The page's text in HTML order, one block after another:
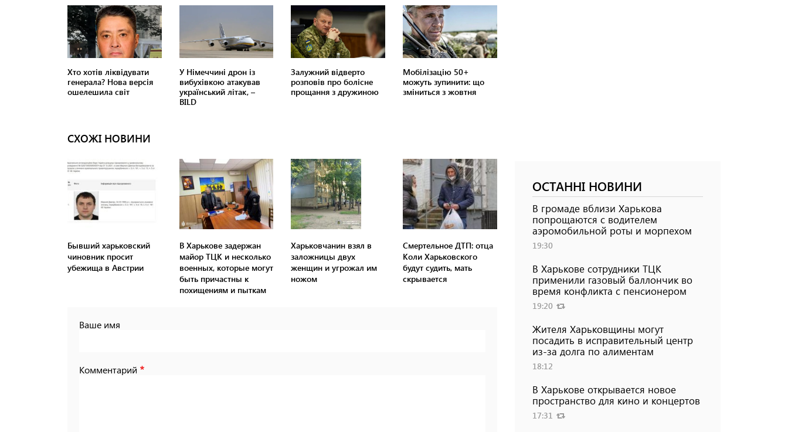
СХОЖІ НОВИНИ
Бывший харьковский
чиновник просит
убежища в Австрии
В Харькове задержан
майор ТЦК и несколько
военных, которые могут
быть причастны к
похищениям и пыткам
Харьковчанин взял в
заложницы двух
женщин и угрожал им
ножом
Смертельное ДТП: отца
Коли Харьковского
будут судить, мать
скрывается
Ваше имя
Комментарий
ОСТАННІ НОВИНИ
В громаде вблизи Харькова
попрощаются с водителем
аэромобильной роты и морпехом
19:30
В Харькове сотрудники ТЦК
применили газовый баллончик во
время конфликта с пенсионером
19:20
Жителя Харьковщины могут
посадить в исправительный центр
из-за долга по алиментам
18:12
В Харькове открывается новое
пространство для кино и концертов
17:31